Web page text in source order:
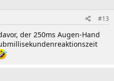
#13
der 250ms Augen-Hand